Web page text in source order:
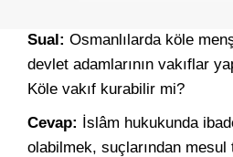
Sual: Osmanlılarda köle
devlet adamlarının vakıflar
Köle vakıf kurabilir mi?
Cevap: İslâm hukukunda
olabilmek, suçlarından